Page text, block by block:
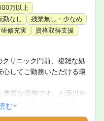
万以上
勤なし
残業無し・少なめ
修充実
資格取得支援
リニック門前、複雑な処
してご勤務いただける環
富な店舗です。お薬以外
ートをフォローできるの
む